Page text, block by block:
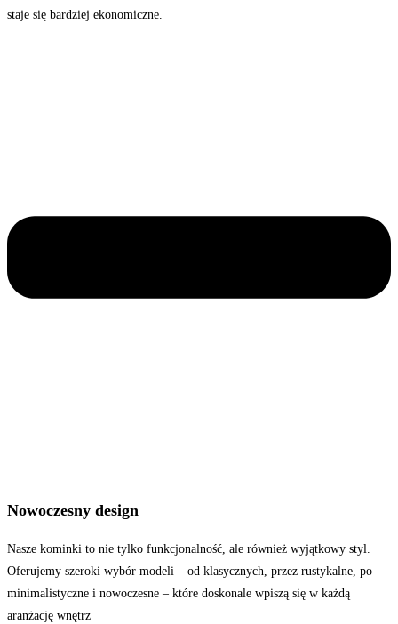
staje się bardziej ekonomiczne.
Nowoczesny design
Nasze kominki to nie tylko funkcjonalność, ale również wyjątkowy styl.
Oferujemy szeroki wybór modeli – od klasycznych, przez rustykalne, po
minimalistyczne i nowoczesne – które doskonale wpiszą się w każdą
aranżację wnętrz